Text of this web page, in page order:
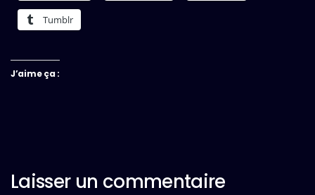
Tumblr
J’aime ça :
Laisser un commentaire